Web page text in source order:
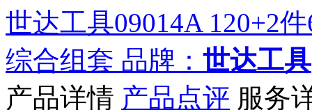
世达工具09014A 120+2
综合组套 品牌： 世达工具
产品详情 产品点评 服务